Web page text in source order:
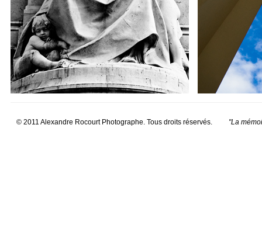
© 2011 Alexandre Rocourt Photographe. Tous droits réservés. "La